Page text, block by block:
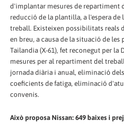
d'implantar mesures de repartiment
reducció de la plantilla, a l'espera de
treball. Existeixen possibilitats reals
en breu, a causa de la situació de les
Tailandia (X-61), fet reconegut per la
mesures per al repartiment del
jornada diària i anual, eliminació
coeficients de fatiga, eliminació
convenis.
Això proposa Nissan: 649 baixes i